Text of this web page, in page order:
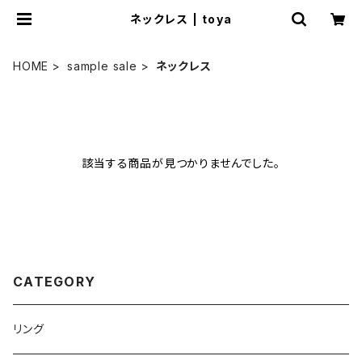
ネックレス | toya
HOME sample sale ネックレス
該当する商品が見つかりませんでした。
CATEGORY
リング